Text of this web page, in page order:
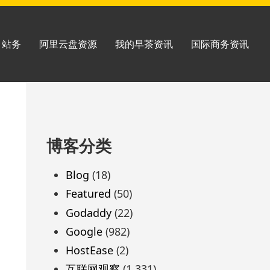
站务 阿里云盘资源 我的早茶资讯 国际商务资讯
至
脚
博客分类
Blog (18)
Featured (50)
Godaddy(22)
Google(982)
HostEase(2)